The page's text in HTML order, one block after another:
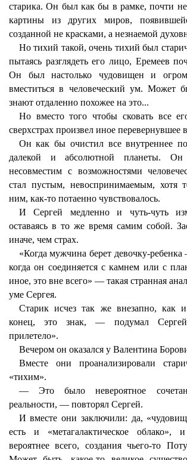
старика. Он был как бы в рамке, почти
картины из других миров,
созданной не красками, а незнаемой
Но тихий такой, очень тихий был
пытаясь разглядеть его лицо, Еремеев
Он был настолько чудовищен и
вместиться в человеческий ум. Может
знают отдаленно похожее на это...
Но вместо того чтобы сковать все
сверхстрах произвел иное перевернувшее
Он как бы очистил все внутреннее
далекой и абсолютной планеты. Он
несовместим с возможностями
стал пустым, невоспринимаемым, хотя
ним, как-то потаенно чувствовалось.
И Сергей медленно и чуть-чуть
оставаясь в то же время самим собой.
иначе, чем страх.
«Когда мужчина берет девочку-
когда он соединяется с камнем или с
иное, это вне всего» — такая странная
уме Сергея.
Старик исчез так же внезапно, как
конец, это знак, — подумал
прилетело».
Вечером он оказался у Валентина
Вместе они проанализировали
«тихим».
— Это было невероятное
реальности, — повторял Сергей.
И вместе они заключили: да,
есть и «метагалактическое
вероятнее всего, создания чьего-то